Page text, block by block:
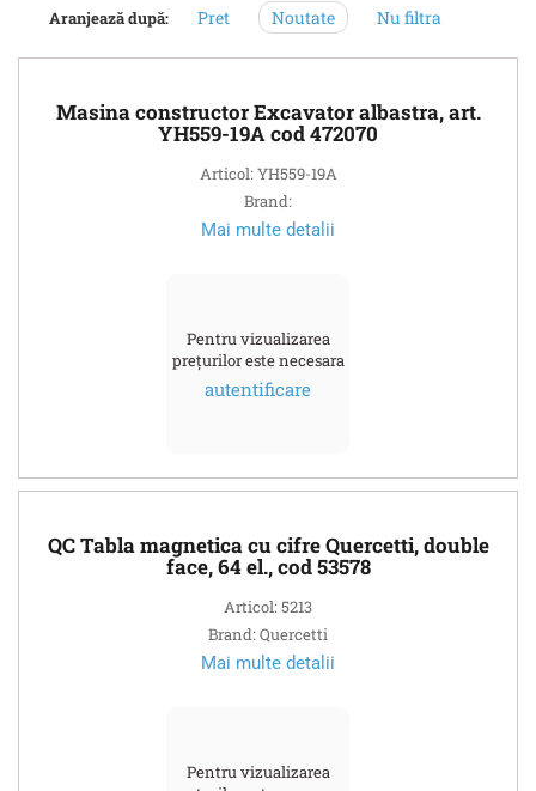
Aranjează după: Pret Noutate Nu filtra
Masina constructor Excavator albastra, art.
YH559-19A cod 472070
Articol: YH559-19A
Brand:
Mai multe detalii
Pentru vizualizarea
prețurilor este necesara
autentificare
QC Tabla magnetica cu cifre Quercetti, double
face, 64 el., cod 53578
Articol: 5213
Brand: Quercetti
Mai multe detalii
Pentru vizualizarea